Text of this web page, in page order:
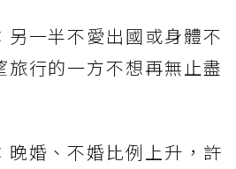
另一半不愛出國或身體不
旅行的一方不想再無止盡
晚婚、不婚比例上升，許